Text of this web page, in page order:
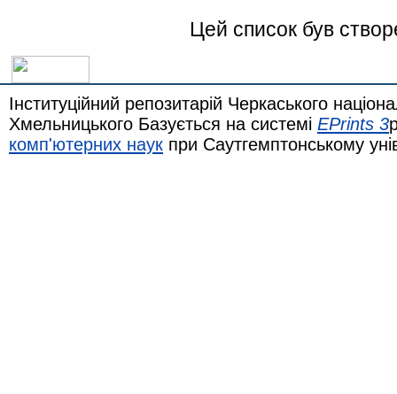
Цей список був
Інституційний репозитарій Черкаського
Хмельницького Базується на системі EPrints 3
комп'ютерних наук при Саутгемптонському